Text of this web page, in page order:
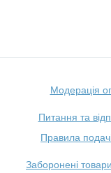
Модерація
Питання та
Правила
Заборонені товари